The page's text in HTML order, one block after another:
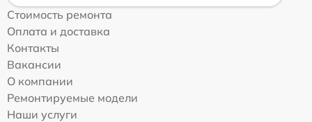
Стоимость ремонта
Оплата и доставка
Контакты
Вакансии
О компании
Ремонтируемые модели
Наши услуги